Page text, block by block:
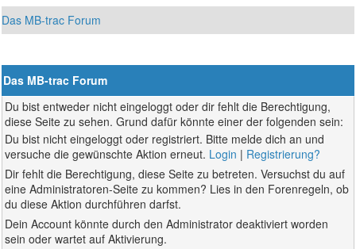
Das MB-trac Forum
Das MB-trac Forum
Du bist entweder nicht eingeloggt oder dir fehlt die Berechtigung,
diese Seite zu sehen. Grund dafür könnte einer der folgenden sein:
Du bist nicht eingeloggt oder registriert. Bitte melde dich an und
versuche die gewünschte Aktion erneut. Login | Registrierung?
Dir fehlt die Berechtigung, diese Seite zu betreten. Versuchst du auf
eine Administratoren-Seite zu kommen? Lies in den Forenregeln, ob
du diese Aktion durchführen darfst.
Dein Account könnte durch den Administrator deaktiviert worden
sein oder wartet auf Aktivierung.